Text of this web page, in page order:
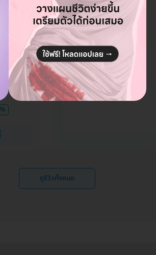
มะเร็ง
ยพันธุ์ 3
ปีขึ้น
HPV
26 ส.ค. 2024
สะดวกมากค่ะ ไม่รอ
คิวนาน คุณหมอให้คำ
ปรึกษาดีมาก ส่วนตัว
พึ่งพอใจกับราคาโปร
โมชั่นแพ็กเกจด้วยค่ะ
ดูรีวิวทั้งหมด